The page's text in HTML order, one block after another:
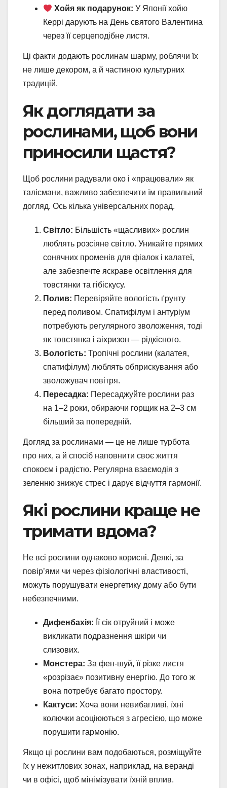
Хойя як подарунок: У Японії хойю
Керрі дарують на День святого Валентина
через її серцеподібне листя.
Ці факти додають рослинам шарму, роблячи їх
не лише декором, а й частиною культурних
традицій.
Як доглядати за
рослинами, щоб вони
приносили щастя?
Щоб рослини радували око і «працювали» як
талісмани, важливо забезпечити їм правильний
догляд. Ось кілька універсальних порад.
Світло: Більшість «щасливих» рослин
люблять розсіяне світло. Уникайте прямих
сонячних променів для фіалок і калатеї,
але забезпечте яскраве освітлення для
товстянки та гібіскусу.
Полив: Перевіряйте вологість ґрунту
перед поливом. Спатифілум і антуріум
потребують регулярного зволоження, тоді
як товстянка і аіхризон — рідкісного.
Вологість: Тропічні рослини (калатея,
спатифілум) люблять обприскування або
зволожувач повітря.
Пересадка: Пересаджуйте рослини раз
на 1–2 роки, обираючи горщик на 2–3 см
більший за попередній.
Догляд за рослинами — це не лише турбота
про них, а й спосіб наповнити своє життя
спокоєм і радістю. Регулярна взаємодія з
зеленню знижує стрес і дарує відчуття гармонії.
Які рослини краще не
тримати вдома?
Не всі рослини однаково корисні. Деякі, за
повір’ями чи через фізіологічні властивості,
можуть порушувати енергетику дому або бути
небезпечними.
Дифенбахія: Її сік отруйний і може
викликати подразнення шкіри чи
слизових.
Монстера: За фен-шуй, її різке листя
«розрізає» позитивну енергію. До того ж
вона потребує багато простору.
Кактуси: Хоча вони невибагливі, їхні
колючки асоціюються з агресією, що може
порушити гармонію.
Якщо ці рослини вам подобаються, розміщуйте
їх у нежитлових зонах, наприклад, на веранді
чи в офісі, щоб мінімізувати їхній вплив.